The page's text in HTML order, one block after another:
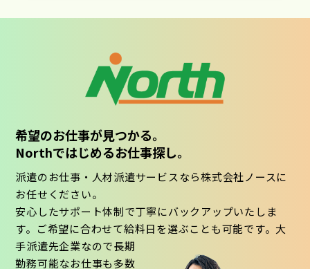
希望のお仕事が見つかる。
Northではじめるお仕事探し。
派遣のお仕事・人材派遣サービスなら株式会社ノースに
お任せください。
安心したサポート体制で丁寧にバックアップいたしま
す。ご希望に合わせて給料日を選ぶことも可能です。大
手派遣先企業なので長期
勤務可能なお仕事も多数